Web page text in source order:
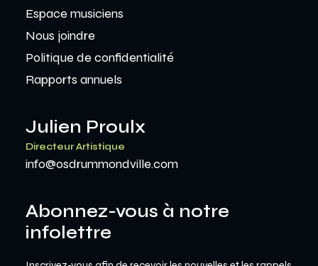
Espace musiciens
Nous joindre
Politique de confidentialité
Rapports annuels
Julien Proulx
Directeur Artistique
info@osdrummondville.com
Abonnez-vous à notre
infolettre